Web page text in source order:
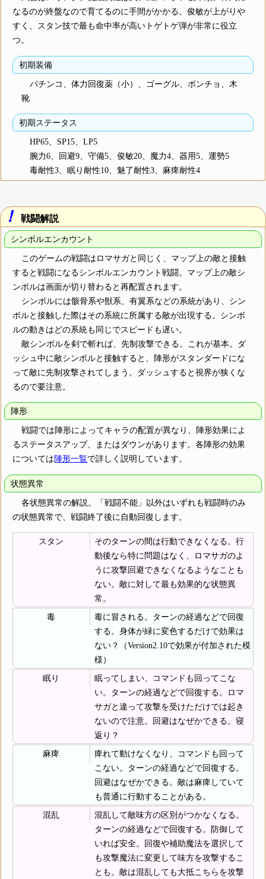
なるのが終盤なので育てるのに手間がかかる。俊敏が上がりや
すく、スタン技で最も命中率が高いトゲトゲ弾が非常に役立
つ。
初期装備
パチンコ、体力回復薬（小）、ゴーグル、ポンチョ、木
靴
初期ステータス
HP65、SP15、LP5
腕力6、回避9、守備5、俊敏20、魔力4、器用5、運勢5
毒耐性3、眠り耐性10、魅了耐性3、麻痺耐性4
！ 戦闘解説
シンボルエンカウント
このゲームの戦闘はロマサガと同じく、マップ上の敵と接触
すると戦闘になるシンボルエンカウント戦闘。マップ上の敵シ
ンボルは画面が切り替わると再配置されます。
シンボルには骸骨系や獣系、有翼系などの系統があり、シン
ボルと接触した際はその系統に所属する敵が出現する。シンボ
ルの動きはどの系統も同じでスピードも遅い。
敵シンボルを剣で斬れば、先制攻撃できる。これが基本。ダ
ッシュ中に敵シンボルと接触すると、陣形がスタンダードにな
って敵に先制攻撃されてしまう。ダッシュすると視界が狭くな
るので要注意。
陣形
戦闘では陣形によってキャラの配置が異なり、陣形効果によ
るステータスアップ、またはダウンがあります。各陣形の効果
については陣形一覧で詳しく説明しています。
状態異常
各状態異常の解説。「戦闘不能」以外はいずれも戦闘時のみ
の状態異常で、戦闘終了後に自動回復します。
スタン
そのターンの間は行動できなくなる。行
動後なら特に問題はなく、ロマサガのよ
うに攻撃回避できなくなるようなことも
ない。敵に対して最も効果的な状態異
常。
毒
毒に冒される。ターンの経過などで回復
する。身体が緑に変色するだけで効果は
ない？（Version2.10で効果が付加された模
様）
眠り
眠ってしまい、コマンドも回ってこな
い。ターンの経過などで回復する。ロマ
サガと違って攻撃を受けただけでは起き
ないので注意。回避はなぜかできる。寝
返り？
麻痺
痺れて動けなくなり、コマンドも回って
こない。ターンの経過などで回復する。
回避はなぜかできる。敵は麻痺していて
も普通に行動することがある。
混乱
混乱して敵味方の区別がつかなくなる。
ターンの経過などで回復する。防御して
いれば安全。回復や補助魔法を選択して
も攻撃魔法に変更して味方を攻撃するこ
とも。敵は混乱しても大抵こちらを攻撃